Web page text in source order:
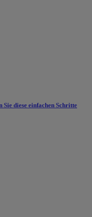
diese einfachen Schritte